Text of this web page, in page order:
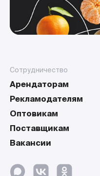
Сотрудничество
Арендаторам
Рекламодателям
Оптовикам
Поставщикам
Вакансии